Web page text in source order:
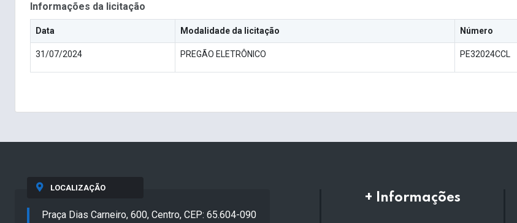
Informações da licitação
Data Modalidade da licitação Número
31/07/2024 PREGÃO ELETRÔNICO PE32024CCL
LOCALIZAÇÃO
Praça Dias Carneiro, 600, Centro, CEP: 65.604-090
+ Informações